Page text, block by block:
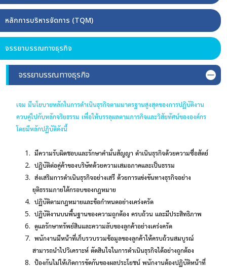
หลักการบริหารจัดการ (TQM)
จรรยาบรรณทางธุรกิจ
จรรยาบรรณทางธุรกิจ
เจม มีนโยบายหลักในการดำเนินธุรกิจตามมาตรฐานสูงสุดของการปฏิบัติงาน
ควบคู่ไปกับหลักจริยธรรม เพื่อให้บรรลุผลตามภารกิจและวิสัยทัศน์ขององค์กร
โดยมีหลักปฏิบัติดังนี้
มีความรับผิดชอบและรักษาคำมั่นสัญญา ดำเนินธุรกิจด้วยความซื่อสัตย์
ปฏิบัติต่อคู่ค้าของบริษัทด้วยความเสมอภาคและเป็นธรรม
ส่งเสริมการดำเนินธุรกิจอย่างเสรี ด้วยการแข่งขันทางธุรกิจอย่าง
ยุติธรรมภายใต้กรอบของกฎหมาย
ปฏิบัติตามกฎหมายและข้อกำหนดอย่างเคร่งครัด
ปฏิบัติงานบนพื้นฐานของความถูกต้อง ครบถ้วน และมีประสิทธิภาพ
ดูแลรักษาทรัพย์สินและความลับของลูกค้าอย่างเคร่งครัด
พนักงานมีหน้าที่เก็บรวบรวมข้อมูลของลูกค้าให้ครบถ้วนสมบูรณ์
สามารถนำไปวิเคราะห์ ตัดสินใจในการดำเนินธุรกิจได้อย่างถูกต้อง
ป้องกันไม่ให้เกิดการขัดกันของผลประโยชน์ พนักงานต้องปฏิบัติหน้าที่